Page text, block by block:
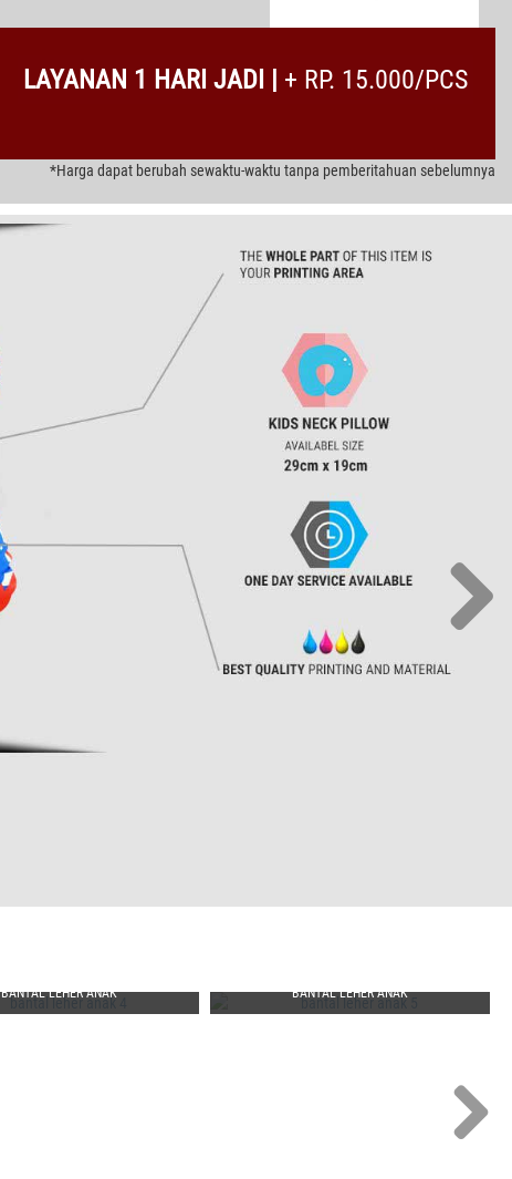
LAYANAN 1 HARI JADI | + RP. 15.000/PCS
*Harga dapat berubah sewaktu-waktu tanpa pemberitahuan sebelumnya
BANTAL LEHER ANAK BANTAL LEHER ANAK